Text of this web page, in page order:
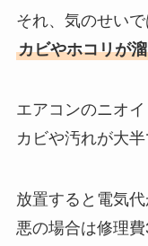
それ、気のせい
カビやホコリが
エアコンのニオ
カビや汚れが大半
放置すると電気
悪の場合は修理